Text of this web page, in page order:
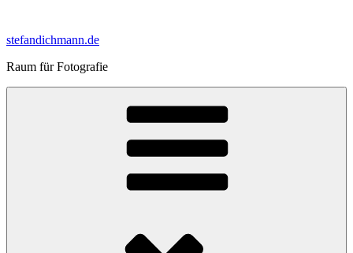
springen
stefandichmann.de
Raum für Fotografie